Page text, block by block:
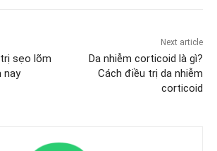
sẹo lõm
nay
Next article
Da nhiễm corticoid là gì?
Cách điều trị da nhiễm
corticoid